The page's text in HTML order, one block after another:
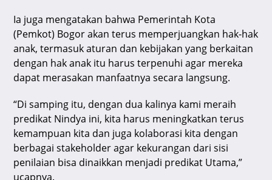
Ia juga mengatakan bahwa Pemerintah Kota
(Pemkot) Bogor akan terus memperjuangkan hak-hak
anak, termasuk aturan dan kebijakan yang berkaitan
dengan hak anak itu harus terpenuhi agar mereka
dapat merasakan manfaatnya secara langsung.
“Di samping itu, dengan dua kalinya kami meraih
predikat Nindya ini, kita harus meningkatkan terus
kemampuan kita dan juga kolaborasi kita dengan
berbagai stakeholder agar kekurangan dari sisi
penilaian bisa dinaikkan menjadi predikat Utama,”
ucapnya.